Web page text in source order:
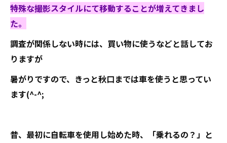
特殊な撮影スタイルにて移動することが増えてきまし
た。
調査が関係しない時には、買い物に使うなどと話してお
りますが
暑がりですので、きっと秋口までは車を使うと思ってい
ます(^-^;
昔、最初に自転車を使用し始めた時、「乗れるの？」と